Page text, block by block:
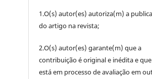
1.O(s) autor(es) autoriza(m) a
do artigo na revista;
2.O(s) autor(es) garante(m) que a
contribuição é original e inédita e
está em processo de avaliação em